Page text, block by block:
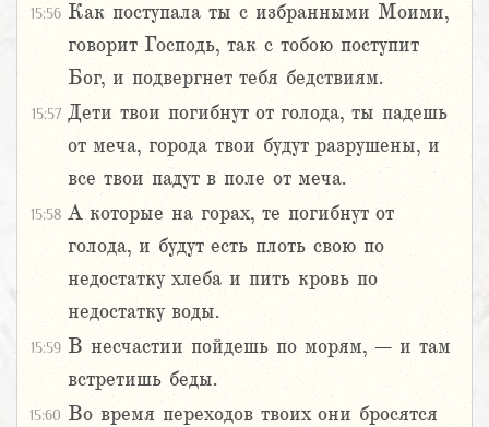
15:56 Как поступала ты с избранными Моими,
говорит Господь, так с тобою поступит
Бог, и подвергнет тебя бедствиям.
15:57 Дети твои погибнут от голода, ты падешь
от меча, города твои будут разрушены, и
все твои падут в поле от меча.
15:58 А которые на горах, те погибнут от
голода, и будут есть плоть свою по
недостатку хлеба и пить кровь по
недостатку воды.
15:59 В несчастии пойдешь по морям, – и там
встретишь беды.
15:60 Во время переходов твоих они бросятся